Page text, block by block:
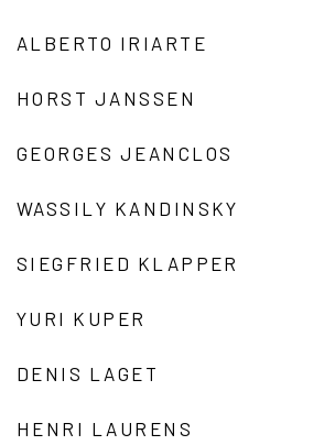
ALBERTO IRIARTE
HORST JANSSEN
GEORGES JEANCLOS
WASSILY KANDINSKY
SIEGFRIED KLAPPER
YURI KUPER
DENIS LAGET
HENRI LAURENS